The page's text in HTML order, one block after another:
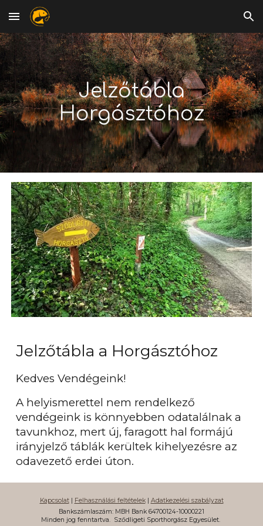
Skip to main content Skip to navigation
Jelzőtábla
Horgásztóhoz
Jelzőtábla a Horgásztóhoz
Kedves Vendégeink!
A helyismerettel nem rendelkező
vendégeink is könnyebben odatalálnak a
tavunkhoz, mert új, faragott hal formájú
irányjelző táblák kerültek kihelyezésre az
odavezető erdei úton.
Kapcsolat| Felhasználási feltételek| Adatkezelési szabályzat
Bankszámlaszám: MBH Bank 64700124-10000221
Minden jog fenntartva. Sződligeti Sporthorgász Egyesület.